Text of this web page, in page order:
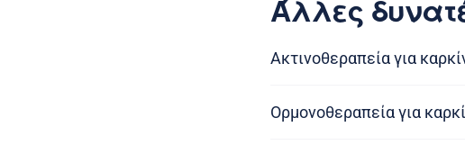
Άλλες
Ακτινοθεραπεία για
Ορμονοθεραπεία για